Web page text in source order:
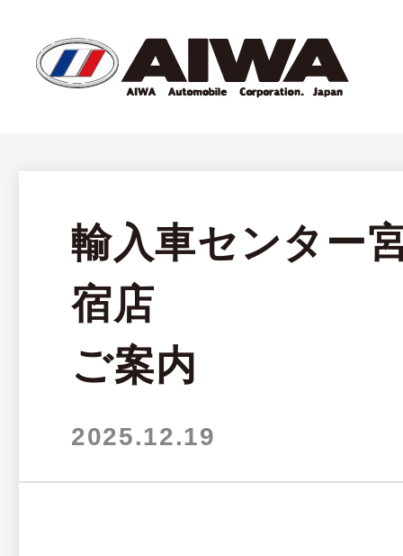
輸入車センター
宿店 年
ご案内
2025.12.19